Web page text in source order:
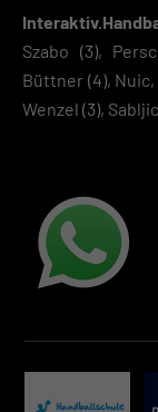
Szabo (3),
Büttner (4), Nuic,
Wenzel (3), Sabljic